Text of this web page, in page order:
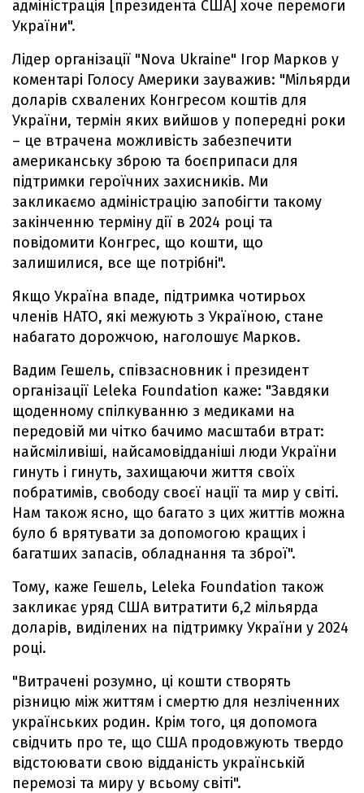
адміністрація [президента США] хоче перемоги
України".
Лідер організації "Nova Ukraine" Ігор Марков у
коментарі Голосу Америки зауважив: "Мільярди
доларів схвалених Конгресом коштів для
України, термін яких вийшов у попередні роки
– це втрачена можливість забезпечити
американську зброю та боєприпаси для
підтримки героїчних захисників. Ми
закликаємо адміністрацію запобігти такому
закінченню терміну дії в 2024 році та
повідомити Конгрес, що кошти, що
залишилися, все ще потрібні".
Якщо Україна впаде, підтримка чотирьох
членів НАТО, які межують з Україною, стане
набагато дорожчою, наголошує Марков.
Вадим Гешель, співзасновник і президент
організації Leleka Foundation каже: "Завдяки
щоденному спілкуванню з медиками на
передовій ми чітко бачимо масштаби втрат:
найсміливіші, найсамовідданіші люди України
гинуть і гинуть, захищаючи життя своїх
побратимів, свободу своєї нації та мир у світі.
Нам також ясно, що багато з цих життів можна
було б врятувати за допомогою кращих і
багатших запасів, обладнання та зброї".
Тому, каже Гешель, Leleka Foundation також
закликає уряд США витратити 6,2 мільярда
доларів, виділених на підтримку України у 2024
році.
"Витрачені розумно, ці кошти створять
різницю між життям і смертю для незліченних
українських родин. Крім того, ця допомога
свідчить про те, що США продовжують твердо
відстоювати свою відданість українській
перемозі та миру у всьому світі".